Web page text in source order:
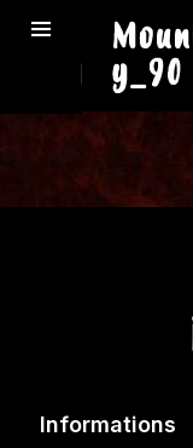
y_90
Informations